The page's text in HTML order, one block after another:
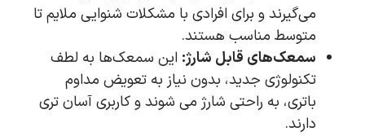
می‌گیرند و برای افرادی با مشکلات شنوایی ملایم تا
متوسط مناسب هستند.
سمعک‌های قابل شارژ: این سمعک‌ها به لطف
تکنولوژی جدید، بدون نیاز به تعویض مداوم
باتری، به راحتی شارژ می‌ شوند و کاربری آسان‌ تری
دارند.